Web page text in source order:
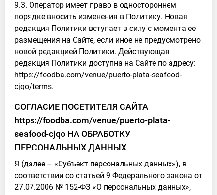
9.3. Оператор имеет право в одностороннем
порядке вносить изменения в Политику. Новая
редакция Политики вступает в силу с момента ее
размещения на Сайте, если иное не предусмотрено
новой редакцией Политики. Действующая
редакция Политики доступна на Сайте по адресу:
https://foodba.com/venue/puerto-plata-seafood-
cjqo/terms.
СОГЛАСИЕ ПОСЕТИТЕЛЯ САЙТА
https://foodba.com/venue/puerto-plata-
seafood-cjqo НА ОБРАБОТКУ
ПЕРСОНАЛЬНЫХ ДАННЫХ
Я (далее – «Субъект персональных данных»), в
соответствии со статьей 9 Федерального закона от
27.07.2006 № 152-ФЗ «О персональных данных»,